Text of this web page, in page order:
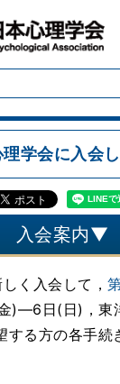
理学会に入会
入会案内▼
く入会して，
)―6日(日)，東
する方の各手続